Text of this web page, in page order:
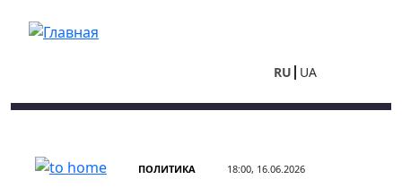
RU UA
ПОЛИТИКА 18:00, 16.06.2026